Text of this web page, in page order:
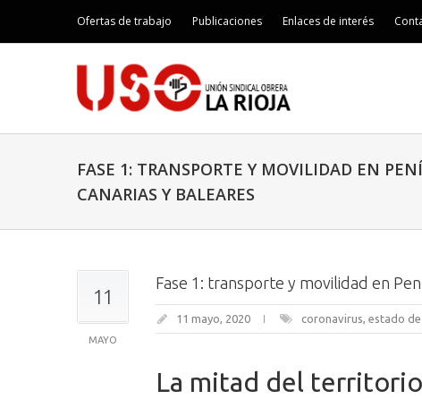
Ofertas de trabajo Publicaciones Enlaces de interés
FASE 1: TRANSPORTE Y MOVILIDAD EN
CANARIAS Y BALEARES
11
MAYO
Fase 1: transporte y movilidad en
11 mayo, 2020 coronavirus, estado
La mitad del territorio